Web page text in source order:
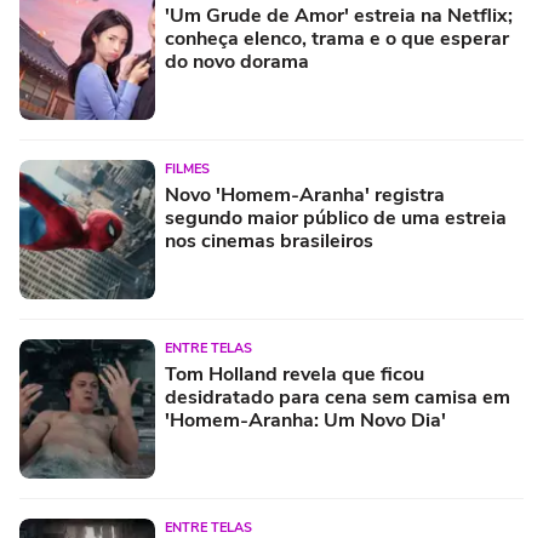
'Um Grude de Amor' estreia na Netflix;
conheça elenco, trama e o que esperar
do novo dorama
FILMES
Novo 'Homem-Aranha' registra
segundo maior público de uma estreia
nos cinemas brasileiros
ENTRE TELAS
Tom Holland revela que ficou
desidratado para cena sem camisa em
'Homem-Aranha: Um Novo Dia'
ENTRE TELAS